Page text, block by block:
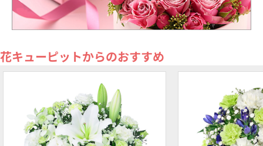
花キューピットからのおすすめ